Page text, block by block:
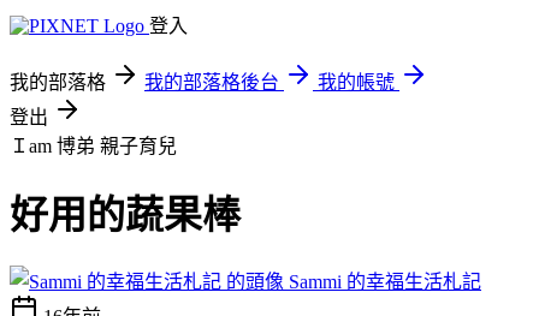
登入
我的部落格 我的部落格後台
我的帳號
登出
Ｉam 博弟 親子育兒
好用的蔬果棒
Sammi 的幸福生活札記